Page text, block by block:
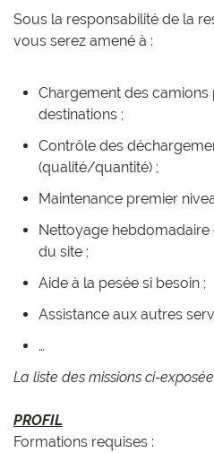
Sous la responsabilité de la
vous serez amené à :
Chargement des
destinations ;
Contrôle des
(qualité/quantité) ;
Maintenance premier
Nettoyage hebdomadaire
du site ;
Aide à la pesée si besoin ;
Assistance aux autres
…
La liste des missions ci-
PROFIL
Formations requises :